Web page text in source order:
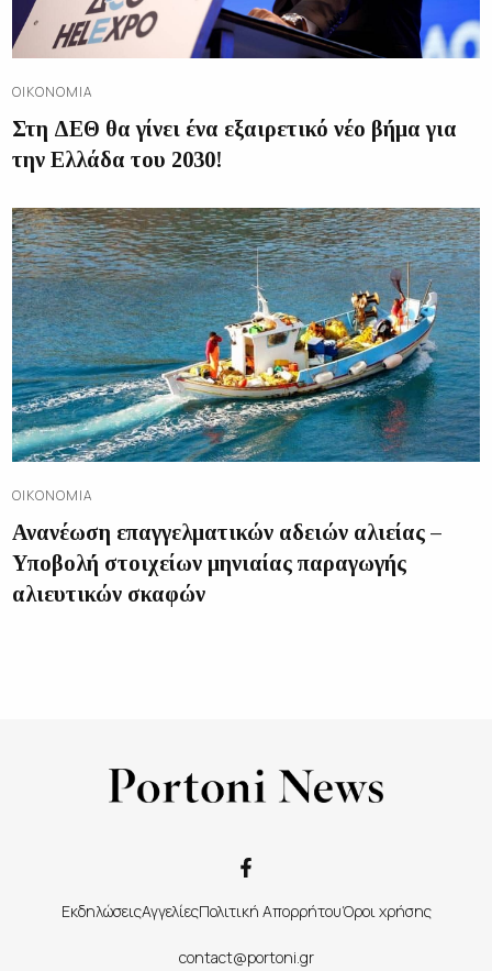
ΟΙΚΟΝΟΜΊΑ
Στη ΔΕΘ θα γίνει ένα εξαιρετικό νέο βήμα για
την Ελλάδα του 2030!
ΟΙΚΟΝΟΜΊΑ
Ανανέωση επαγγελματικών αδειών αλιείας –
Υποβολή στοιχείων μηνιαίας παραγωγής
αλιευτικών σκαφών
ΕκδηλώσειςΑγγελίεςΠολιτική ΑπορρήτουΌροι χρήσης
contact@portoni.gr